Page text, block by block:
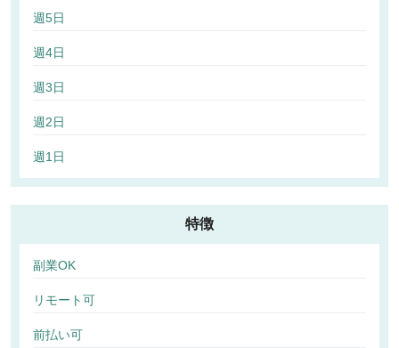
週5日
週4日
週3日
週2日
週1日
特徴
副業OK
リモート可
前払い可